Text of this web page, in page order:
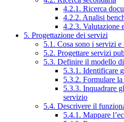
4.2.1. Ricerca
4.2.2. Analisi
4.2.3. Valutazione
5. Progettazione dei servizi
5.1. Cosa sono i servizi
5.2. Progettare servizi
5.3. Definire il modello
5.3.1. Identificare
5.3.2. Formulare
5.3.3. Inquadrare
servizio
5.4. Descrivere il
5.4.1. Mappare